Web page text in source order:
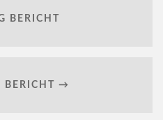
BERICHT
BERICHT →